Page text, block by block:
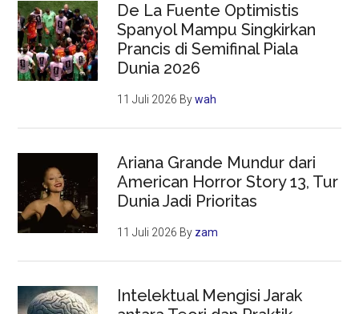
De La Fuente Optimistis
Spanyol Mampu Singkirkan
Prancis di Semifinal Piala
Dunia 2026
11 Juli 2026 Bywah
Ariana Grande Mundur dari
American Horror Story 13, Tur
Dunia Jadi Prioritas
11 Juli 2026 By zam
Intelektual Mengisi Jarak